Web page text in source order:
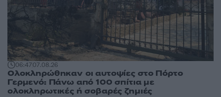
06:4707.08.26
Ολοκληρώθηκαν οι αυτοψίες στο Πόρτο
Γερμενό: Πάνω από 100 σπίτια με
ολοκληρωτικές ή σοβαρές ζημιές